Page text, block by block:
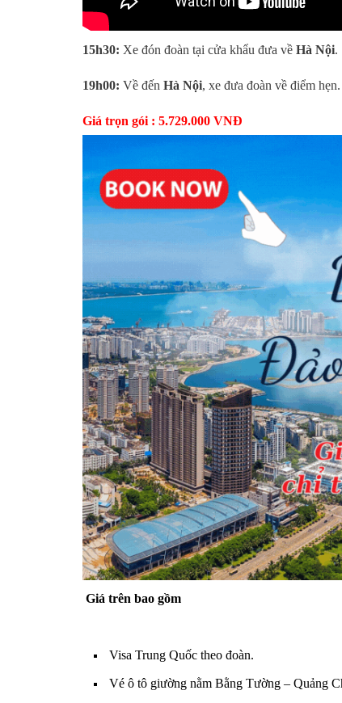
15h30: Xe đón đoàn tại cửa khẩu đưa về Hà Nội
19h00: Về đến Hà Nội, xe đưa đoàn về điểm hẹn.
Giá trọn gói : 5.729.000 VNĐ
Giá trên bao gồm
Visa Trung Quốc theo đoàn.
Vé ô tô giường nằm Bằng Tường – Quảng